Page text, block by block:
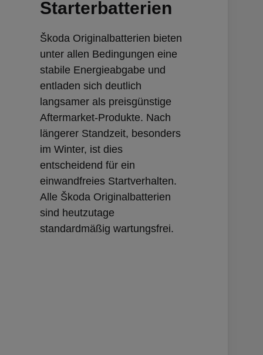
Starterbatterien
Škoda Originalbatterien bieten
unter allen Bedingungen eine
stabile Energieabgabe und
entladen sich deutlich
langsamer als preisgünstige
Aftermarket-Produkte. Nach
längerer Standzeit, besonders
im Winter, ist dies
entscheidend für ein
einwandfreies Startverhalten.
Alle Škoda Originalbatterien
sind heutzutage
standardmäßig wartungsfrei.